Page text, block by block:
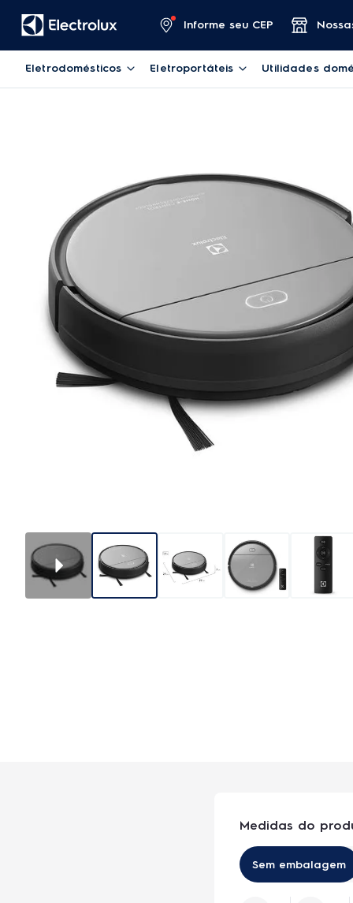
Informe seu CEP
Eletrodomésticos Eletroportáteis Utilidades
Robô Aspirador de Pó Electrolux 3 em 1
Medidas do
Sem embalagem